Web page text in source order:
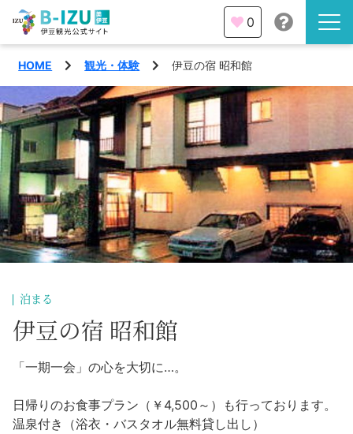
伊豆半島を知る
伊豆のみどころ
みる
あそぶ
あじわう
観光・体験
イベント
エリア
熱海市
沼津市
三島市
特集
旅の計画
モデルコース
宿泊・予約
0
HOME 観光・体験 伊豆の宿 昭和館
泊まる
伊豆の宿 昭和館
「一期一会」の心を大切に…。
日帰りのお食事プラン（￥4,500～）も行っております。
温泉付き（浴衣・バスタオル無料貸し出し）